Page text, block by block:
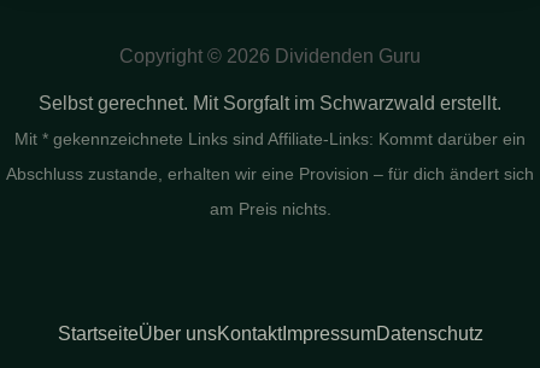
Copyright © 2026 Dividenden Guru
Selbst gerechnet. Mit Sorgfalt im Schwarzwald erstellt.
Mit * gekennzeichnete Links sind Affiliate-Links: Kommt darüber ein
Abschluss zustande, erhalten wir eine Provision – für dich ändert sich
am Preis nichts.
StartseiteÜber unsKontaktImpressumDatenschutz